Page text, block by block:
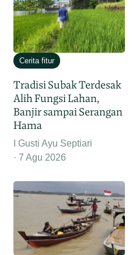
Cerita fitur
Tradisi Subak Terdesak
Alih Fungsi Lahan,
Banjir sampai Serangan
Hama
I Gusti Ayu Septiari
7 Agu 2026